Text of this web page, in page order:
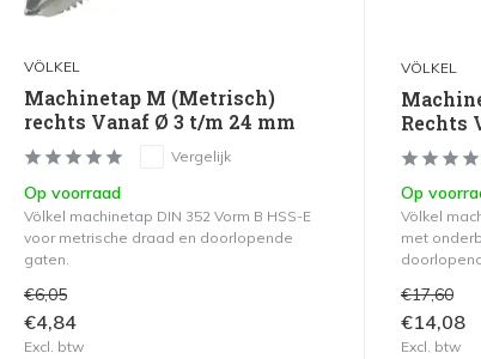
VÖLKEL
Machinetap M (Metrisch)
rechts Vanaf Ø 3 t/m 24 mm
Vergelijk
Op voorraad
Völkel machinetap DIN 352 Vorm B HSS-E
voor metrische draad en doorlopende
gaten.
€6,05
€4,84
Excl. btw
VÖLKEL
Rechts
Op
Völkel
met
€17,60
€14,08
Excl. btw